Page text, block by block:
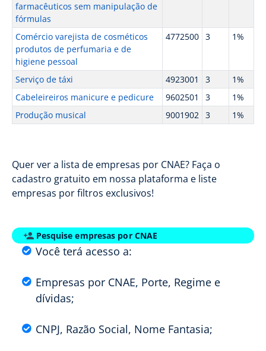
farmacêuticos sem manipulação de
fórmulas
Comércio varejista de cosméticos
produtos de perfumaria e de
higiene pessoal
4772500 3 1%
Serviço de táxi 4923001 3
1%
Cabeleireiros manicure e pedicure
9602501 3
1%
Produção musical
9001902 3 1%
Quer ver a lista de empresas por CNAE? Faça o
cadastro gratuito em nossa plataforma e liste
empresas por filtros exclusivos!
Pesquise empresas por CNAE
Você terá acesso a:
Empresas por CNAE, Porte, Regime e
dívidas;
CNPJ, Razão Social, Nome Fantasia;